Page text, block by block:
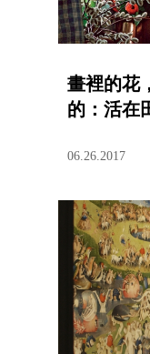
畫裡的花
的：活在
06.26.2017